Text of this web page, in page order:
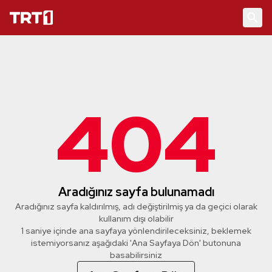
404
Aradığınız sayfa bulunamadı
Aradığınız sayfa kaldırılmış, adı değiştirilmiş ya da geçici olarak
kullanım dışı olabilir
1 saniye içinde ana sayfaya yönlendirileceksiniz, beklemek
istemiyorsanız aşağıdaki 'Ana Sayfaya Dön' butonuna
basabilirsiniz